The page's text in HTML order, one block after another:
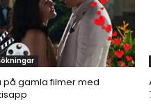
på gamla filmer med